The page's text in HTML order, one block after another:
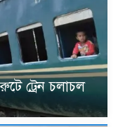
ট্রেন চলাচল